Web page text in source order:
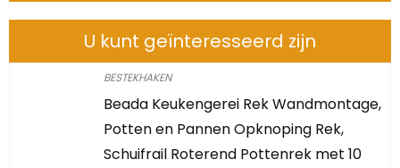
U kunt geïnteresseerd zijn
BESTEKHAKEN
Beada Keukengerei Rek Wandmontage,
Potten en Pannen Opknoping Rek,
Schuifrail Roterend Pottenrek met 10